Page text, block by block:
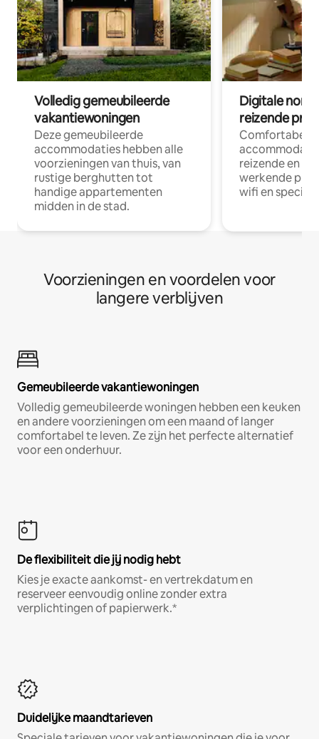
Volledig gemeubileerde
vakantiewoningen
Deze gemeubileerde
accommodaties hebben alle
voorzieningen van thuis, van
rustige berghutten tot
handige appartementen
midden in de stad.
Digitale
reizende
Comfortabele
reizende en
werkende
wifi en
Voorzieningen en voordelen voor
langere verblijven
Gemeubileerde vakantiewoningen
Volledig gemeubileerde woningen hebben een keuken
en andere voorzieningen om een maand of langer
comfortabel te leven. Ze zijn het perfecte alternatief
voor een onderhuur.
De flexibiliteit die jij nodig hebt
Kies je exacte aankomst- en vertrekdatum en
reserveer eenvoudig online zonder extra
verplichtingen of papierwerk.*
Duidelijke maandtarieven